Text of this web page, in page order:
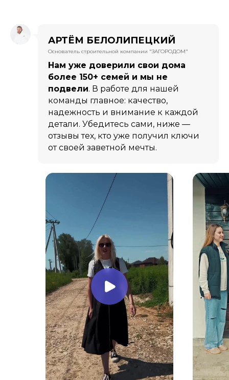
АРТЁМ БЕЛОЛИПЕЦКИЙ
Основатель строительной компании "ЗАГОРОДОМ"
Нам уже доверили свои дома
более 150+ семей и мы не
подвели. В работе для нашей
команды главное: качество,
надежность и внимание к каждой
детали. Убедитесь сами, ниже —
отзывы тех, кто уже получил ключи
от своей заветной мечты.